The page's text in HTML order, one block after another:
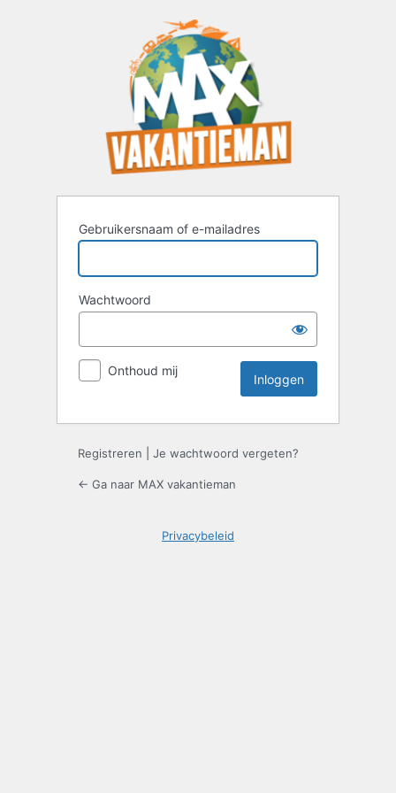
Gebruikersnaam of e-mailadres
Wachtwoord
Onthoud mij
Registreren Je wachtwoord vergeten?
← Ga naar MAX vakantieman
Privacybeleid